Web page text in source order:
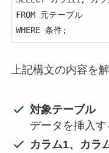
FROM 元テーブル
WHERE 条件;
上記構文の内容を
対象テーブル
データを挿入す
カラム1、カラ